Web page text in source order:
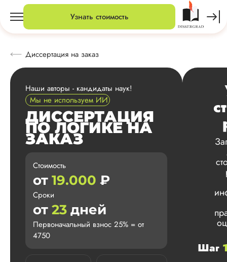
Узнать стоимость
Диссертация на заказ
Наши авторы - кандидаты наук!
Мы не используем ИИ
ДИССЕРТАЦИЯ
ПО ЛОГИКЕ НА
ЗАКАЗ
Стоимость
от 19.000 ₽
Сроки
от 23 дней
Первоначальный взнос 25% = от
4750
Шаг